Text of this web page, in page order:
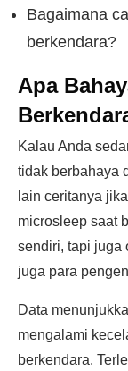
Bagaimana
berkendara?
Apa
Kalau Anda
tidak berbahaya
lain ceritanya
microsleep saat
sendiri, tapi juga
juga para
Data
mengalami
berkendara.